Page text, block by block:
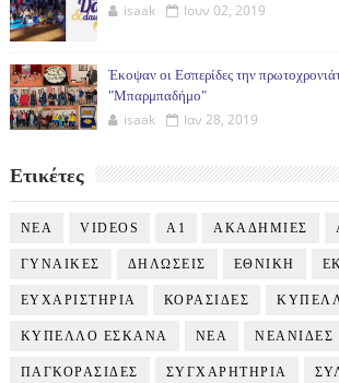
isaak Ιουν 02, 2019
Έκοψαν οι Εσπερίδες την
"Μπαρμπαδήμο"
isaak Ιαν 28, 2019
Ετικέτες
NEA VIDEOS Α1 ΑΚΑΔΗΜΙΕΣ
ΓΥΝΑΙΚΕΣ ΔΗΛΩΣΕΙΣ ΕΘΝΙΚΗ
ΕΥΧΑΡΙΣΤΗΡΙΑ ΚΟΡΑΣΙΔΕΣ
ΚΥΠΕΛΛΟ ΕΣΚΑΝΑ ΝΕΑ ΝΕΑΝΙΔΕΣ
ΠΑΓΚΟΡΑΣΙΔΕΣ ΣΥΓΧΑΡΗΤΗΡΙΑ